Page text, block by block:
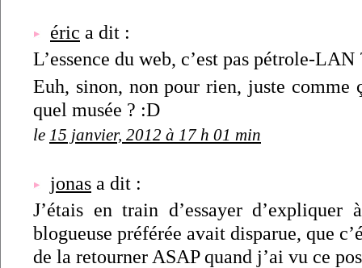
éric a dit :
L’essence du web, c’est pas pétrole-LAN
Euh, sinon, non pour rien, juste comme
quel musée ? :D
le 15 janvier, 2012 à 17 h 01 min
jonas a dit :
J’étais en train d’essayer
blogueuse préférée avait disparue, que
de la retourner ASAP quand j’ai vu ce